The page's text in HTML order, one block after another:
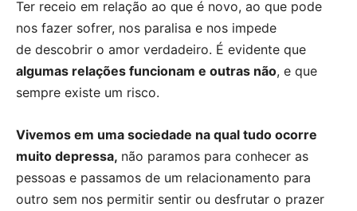
Ter receio em relação ao que é novo, ao que pode
nos fazer sofrer, nos paralisa e nos impede
de descobrir o amor verdadeiro. É evidente que
algumas relações funcionam e outras não, e que
sempre existe um risco.
Vivemos em uma sociedade na qual tudo ocorre
muito depressa, não paramos para conhecer as
pessoas e passamos de um relacionamento para
outro sem nos permitir sentir ou desfrutar o prazer